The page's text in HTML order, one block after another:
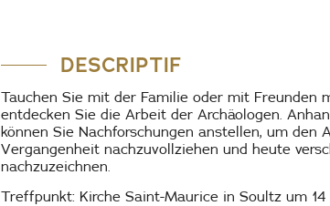
DESCRIPTIF
Tauchen Sie mit der Familie oder mit Freunden
entdecken Sie die Arbeit der Archäologen.
können Sie Nachforschungen anstellen, um den
Vergangenheit nachzuvollziehen und heute
nachzuzeichnen.
Treffpunkt: Kirche Saint-Maurice in Soultz um 14